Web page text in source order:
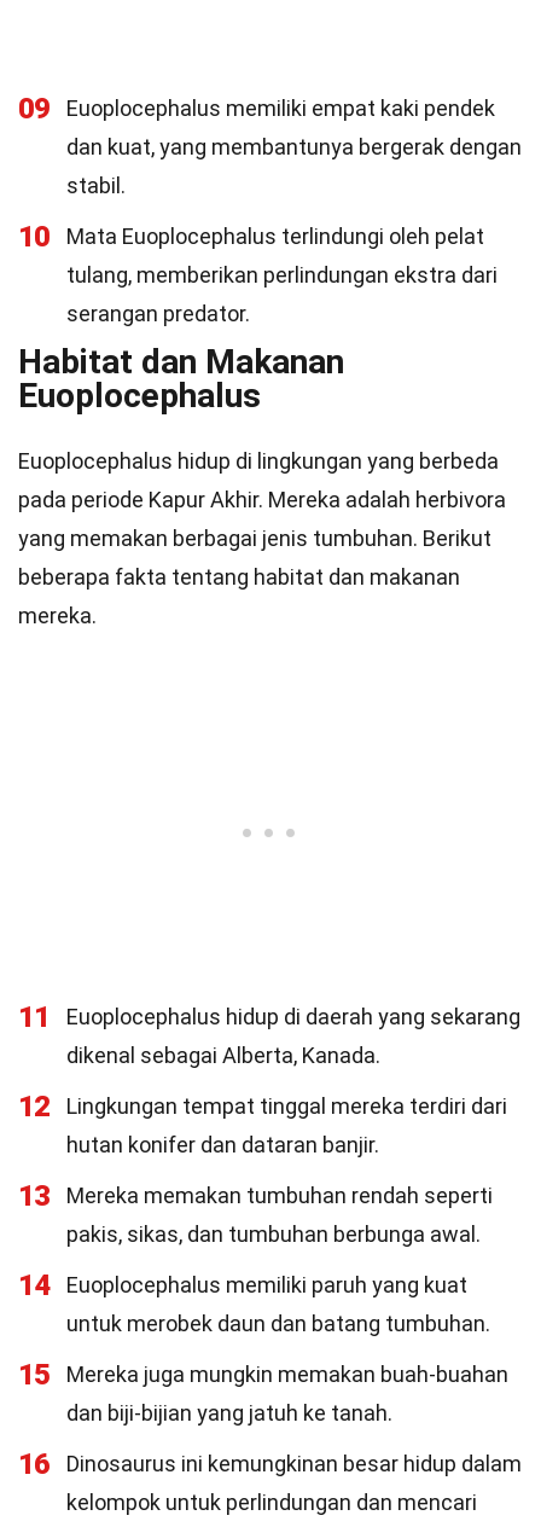
09
Euoplocephalus memiliki empat kaki pendek
dan kuat, yang membantunya bergerak dengan
stabil.
10
Mata Euoplocephalus terlindungi oleh pelat
tulang, memberikan perlindungan ekstra dari
serangan predator.
Habitat dan Makanan
Euoplocephalus
Euoplocephalus hidup di lingkungan yang berbeda
pada periode Kapur Akhir. Mereka adalah herbivora
yang memakan berbagai jenis tumbuhan. Berikut
beberapa fakta tentang habitat dan makanan
mereka.
11
Euoplocephalus hidup di daerah yang sekarang
dikenal sebagai Alberta, Kanada.
12
Lingkungan tempat tinggal mereka terdiri dari
hutan konifer dan dataran banjir.
13
Mereka memakan tumbuhan rendah seperti
pakis, sikas, dan tumbuhan berbunga awal.
14
Euoplocephalus memiliki paruh yang kuat
untuk merobek daun dan batang tumbuhan.
15
Mereka juga mungkin memakan buah-buahan
dan biji-bijian yang jatuh ke tanah.
16
Dinosaurus ini kemungkinan besar hidup dalam
kelompok untuk perlindungan dan mencari